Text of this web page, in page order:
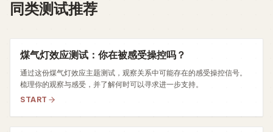
同类测试推荐
煤气灯效应测试：你在被感受操控吗？
通过这份煤气灯效应主题测试，观察关系中可能存在的感受操控信号。
梳理你的观察与感受，并了解何时可以寻求进一步支持。
START